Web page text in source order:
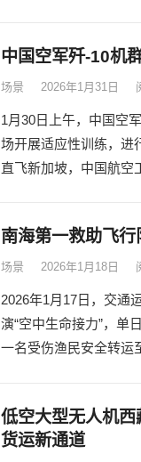
中国空军歼-10机
场景 2026年1月31日
1月30日上午，中国空
场开展适应性训练，进
直飞新加坡，中国航空
南海第一救助飞
场景 2026年1月18日
2026年1月17日，交通
演“空中生命接力”，单
一名受伤渔民安全转运
低空大型无人机
货运新通道